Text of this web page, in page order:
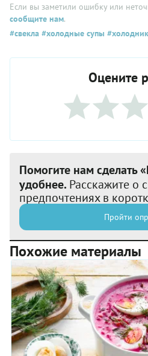
Если вы заметили ошибку или
сообщите нам.
#свекла #холодные супы #холодник
Оцените
Помогите нам сделать
удобнее. Расскажите о
предпочтениях в
Пройти
Похожие материалы